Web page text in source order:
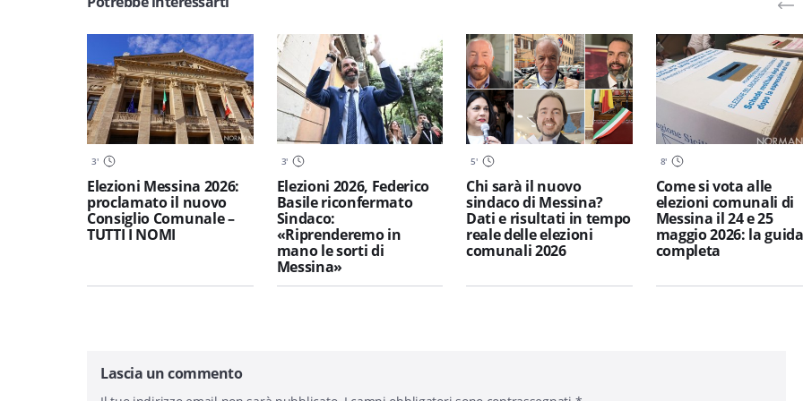
3'
Elezioni Messina 2026:
proclamato il nuovo
Consiglio Comunale –
TUTTI I NOMI
3'
Elezioni 2026, Federico
Basile riconfermato
Sindaco:
«Riprenderemo in
mano le sorti di
Messina»
5'
Chi sarà il nuovo
sindaco di Messina?
Dati e risultati in tempo
reale delle elezioni
comunali 2026
8'
Come si vota alle
elezioni comunali di
Messina il 24 e 25
maggio 2026: la guida
completa
Lascia un commento